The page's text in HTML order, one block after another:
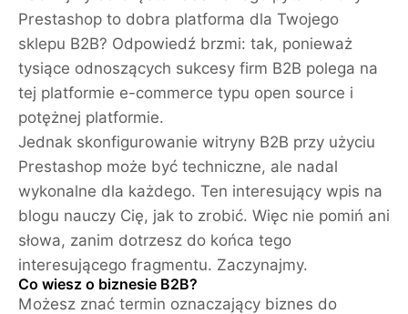
Prestashop to dobra platforma dla Twojego
sklepu B2B? Odpowiedź brzmi: tak, ponieważ
tysiące odnoszących sukcesy firm B2B polega na
tej platformie e-commerce typu open source i
potężnej platformie.
Jednak skonfigurowanie witryny B2B przy użyciu
Prestashop może być techniczne, ale nadal
wykonalne dla każdego. Ten interesujący wpis na
blogu nauczy Cię, jak to zrobić. Więc nie pomiń ani
słowa, zanim dotrzesz do końca tego
interesującego fragmentu. Zaczynajmy.
Co wiesz o biznesie B2B?
Możesz znać termin oznaczający biznes do